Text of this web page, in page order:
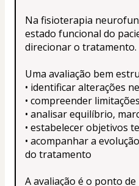
Na fisioterapia
estado funcional do
direcionar o tratamento.
Uma avaliação bem
• identificar alterações
• compreender
• analisar equilíbrio,
• estabelecer objetivos
• acompanhar a
do tratamento
A avaliação é o ponto